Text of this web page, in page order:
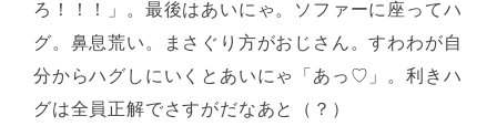
ろ！！！」。最後はあいにゃ。ソファーに座ってハ
グ。鼻息荒い。まさぐり方がおじさん。すわわが自
分からハグしにいくとあいにゃ「あっ♡」。利きハ
グは全員正解でさすがだなあと（？）